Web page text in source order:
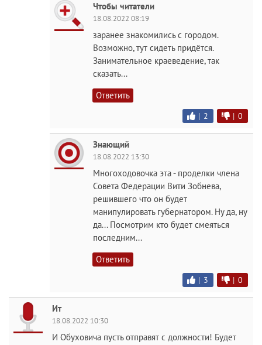
Чтобы читатели
18.08.2022 08:19
заранее знакомились с городом.
Возможно, тут сидеть придётся.
Занимательное краеведение, так
сказать...
Ответить
| 2 | 0
Знающий
18.08.2022 13:30
Многоходовочка эта - проделки члена
Совета Федерации Вити Зобнева,
решившего что он будет
манипулировать губернатором. Ну да, ну
да... Посмотрим кто будет смеяться
последним...
Ответить
| 3 | 0
Ит
18.08.2022 10:30
И Обуховича пусть отправят с должности! Будет